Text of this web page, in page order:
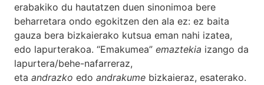
erabakiko du hautatzen duen sinonimoa bere
beharretara ondo egokitzen den ala ez: ez baita
gauza bera bizkaierako kutsua eman nahi izatea,
edo lapurterakoa. “Emakumea” emaztekia izango da
lapurtera/behe-nafarreraz,
eta andrazko edo andrakume bizkaieraz, esaterako.